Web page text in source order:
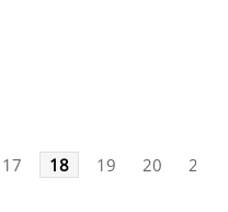
17 18 19 20 21